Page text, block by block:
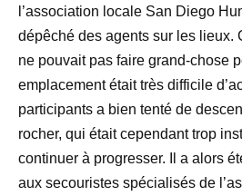
l’association locale San Diego
dépêché des agents sur les lieux.
ne pouvait pas faire grand-chose
emplacement était très difficile
participants a bien tenté de
rocher, qui était cependant trop
continuer à progresser. Il a alors
aux secouristes spécialisés de